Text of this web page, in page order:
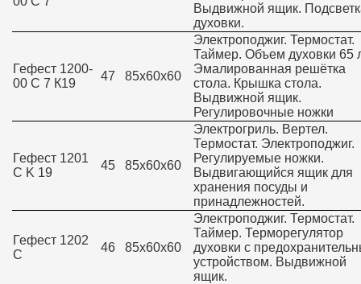
Выдвижной ящик.
духовки.
Гефест 1200-
00 С 7 К19
47 85х60х60
Электроподжиг. Термостат.
Таймер. Объем духовки 65
Эмалированная решётка
стола. Крышка стола.
Выдвижной ящик.
Регулировочные ножки
Гефест 1201
C K 19
45 85х60х60
Электрогриль. Вертел.
Термостат. Электроподжиг.
Регулируемые ножки.
Выдвигающийся ящик для
хранения посуды и
принадлежностей.
Гефест 1202
C
46 85х60х60
Электроподжиг. Термостат.
Таймер. Терморегулятор
духовки с
устройством. Выдвижной
ящик.